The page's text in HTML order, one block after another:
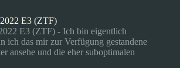
E3 (ZTF) - Ich bin eigentlich
ich das mir zur Verfügung gestandene
ansehe und die eher suboptimalen